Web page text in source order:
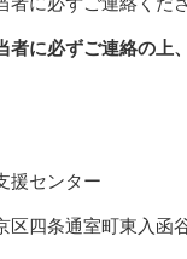
に必ずご連絡の上
援センター
四条通室町東入